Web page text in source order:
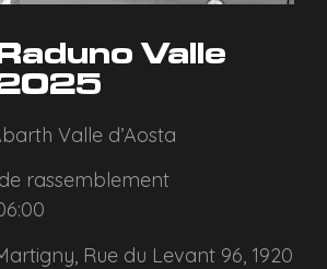
Valle
Valle d’Aosta
rassemblement
Rue du Levant 96, 1920